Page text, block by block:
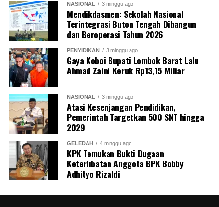
NASIONAL 3 minggu ago
Mendikdasmen: Sekolah Nasional
Terintegrasi Buton Tengah Dibangun
dan Beroperasi Tahun 2026
PENYIDIKAN 3 minggu ago
Gaya Koboi Bupati Lombok Barat Lalu
Ahmad Zaini Keruk Rp13,15 Miliar
NASIONAL 3 minggu ago
Atasi Kesenjangan Pendidikan,
Pemerintah Targetkan 500 SNT hingga
2029
GELEDAH 4 minggu ago
KPK Temukan Bukti Dugaan
Keterlibatan Anggota BPK Bobby
Adhityo Rizaldi